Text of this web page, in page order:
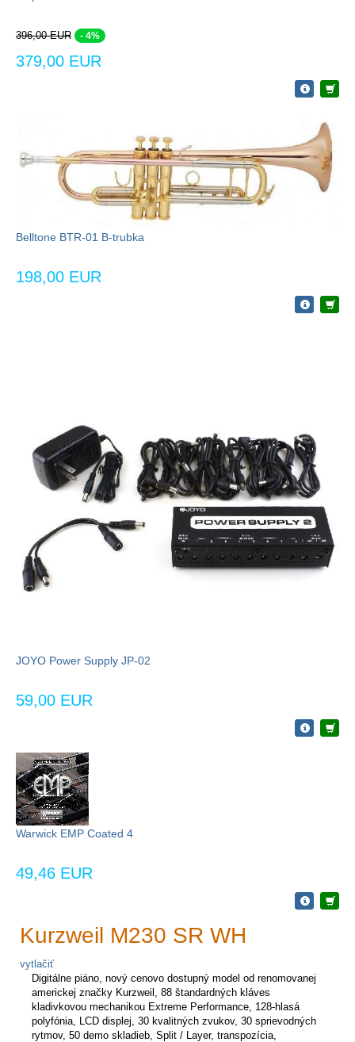
396,00 EUR - 4%
379,00 EUR
Belltone BTR-01 B-trubka
198,00 EUR
JOYO Power Supply JP-02
59,00 EUR
Warwick EMP Coated 4
49,46 EUR
Kurzweil M230 SR WH
vytlačiť
Digitálne piáno, nový cenovo dostupný model od renomovanej
americkej značky Kurzweil, 88 štandardných kláves
kladivkovou mechanikou Extreme Performance, 128-hlasá
polyfónia, LCD displej, 30 kvalitných zvukov, 30 sprievodných
rytmov, 50 demo skladieb, Split / Layer, transpozícia,